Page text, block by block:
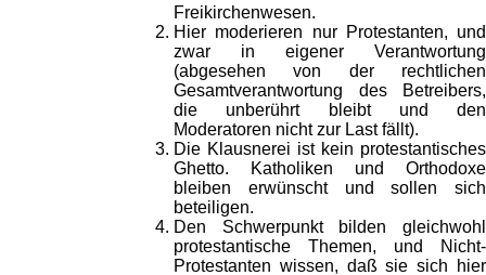
Freikirchenwesen.
Hier moderieren nur Protestanten, und
zwar in eigener Verantwortung
(abgesehen von der rechtlichen
Gesamtverantwortung des Betreibers,
die unberührt bleibt und den
Moderatoren nicht zur Last fällt).
Die Klausnerei ist kein protestantisches
Ghetto. Katholiken und Orthodoxe
bleiben erwünscht und sollen sich
beteiligen.
Den Schwerpunkt bilden gleichwohl
protestantische Themen, und Nicht-
Protestanten wissen, daß sie sich hier